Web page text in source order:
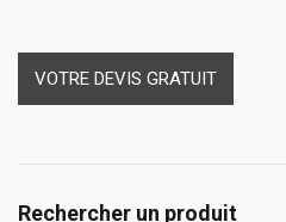
VOTRE DEVIS GRATUIT
Rechercher un produit